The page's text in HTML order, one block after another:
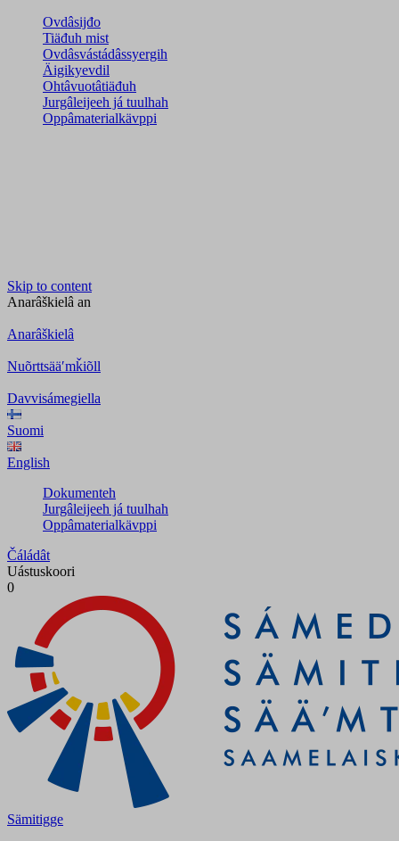
Ovdâsijđo
Tiäđuh mist
Ovdâsvástádâssyergih
Äigikyevdil
Ohtâvuotâtiäđuh
Jurgâleijeeh já tuulhah
Oppâmaterialkävppi
Skip to content
Anarâškielâ an
Anarâškielâ
Nuõrttsääʹmǩiõll
Davvisámegiella
Suomi
English
Dokumenteh
Jurgâleijeeh já tuulhah
Oppâmaterialkävppi
Čáládât
Uástuskoori
0
Sämitigge